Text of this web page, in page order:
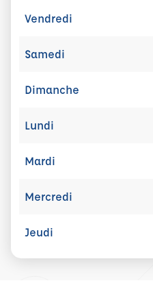
Vendredi
Samedi
Dimanche
Lundi
Mardi
Mercredi
Jeudi